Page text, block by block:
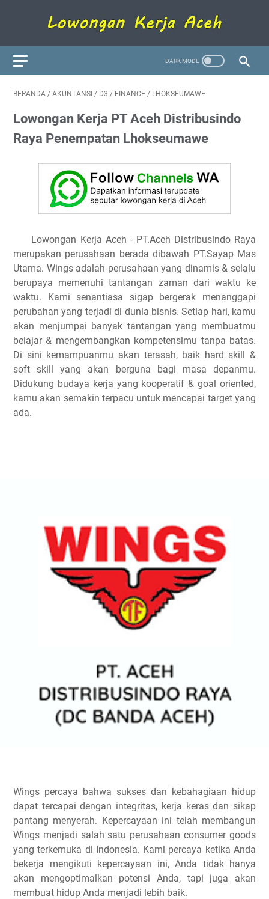
BERANDA / AKUNTANSI / D3 / FINANCE / LHOKSEUMAWE
Lowongan Kerja PT Aceh Distribusindo
Raya Penempatan Lhokseumawe
Lowongan Kerja Aceh - PT.Aceh Distribusindo Raya
merupakan perusahaan berada dibawah PT.Sayap Mas
Utama. Wings adalah perusahaan yang dinamis & selalu
berupaya memenuhi tantangan zaman dari waktu ke
waktu. Kami senantiasa sigap bergerak menanggapi
perubahan yang terjadi di dunia bisnis. Setiap hari, kamu
akan menjumpai banyak tantangan yang membuatmu
belajar & mengembangkan kompetensimu tanpa batas.
Di sini kemampuanmu akan terasah, baik hard skill &
soft skill yang akan berguna bagi masa depanmu.
Didukung budaya kerja yang kooperatif & goal oriented,
kamu akan semakin terpacu untuk mencapai target yang
ada.
Wings percaya bahwa sukses dan kebahagiaan hidup
dapat tercapai dengan integritas, kerja keras dan sikap
pantang menyerah. Kepercayaan ini telah membangun
Wings menjadi salah satu perusahaan consumer goods
yang terkemuka di Indonesia. Kami percaya ketika Anda
bekerja mengikuti kepercayaan ini, Anda tidak hanya
akan mengoptimalkan potensi Anda, tapi juga akan
membuat hidup Anda menjadi lebih baik.